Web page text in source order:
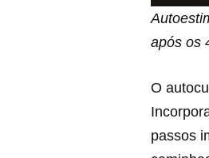
após os
O
passos